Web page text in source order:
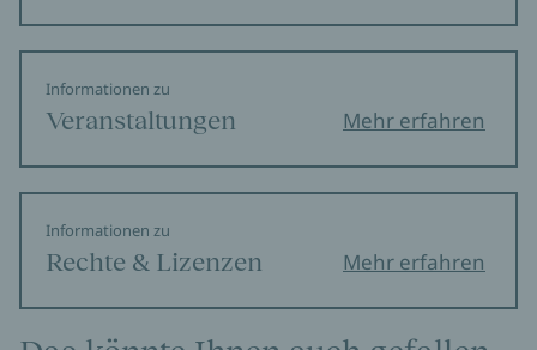
Informationen zu
Veranstaltungen Mehr erfahren
Informationen zu
Rechte & Lizenzen Mehr erfahren